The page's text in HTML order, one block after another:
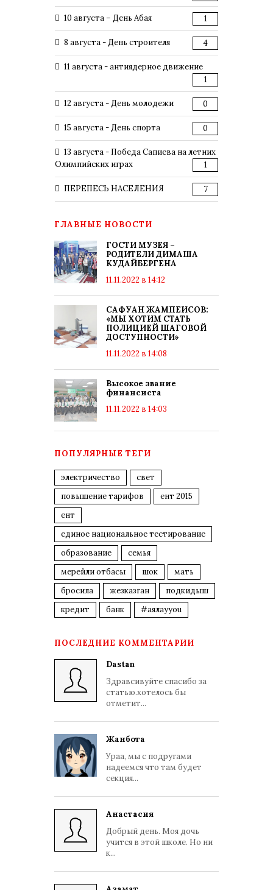
10 августа – День Абая 1
8 августа - День строителя 4
11 августа - антиядерное движение
1
12 августа - День молодежи 0
15 августа - День спорта 0
13 августа - Победа Сапиева на летних
Олимпийских играх
1
ПЕРЕПЕСЬ НАСЕЛЕНИЯ 7
ГЛАВНЫЕ НОВОСТИ
ГОСТИ МУЗЕЯ –
РОДИТЕЛИ ДИМАША
КУДАЙБЕРГЕНА
11.11.2022 в 14:12
САФУАН ЖАМПЕИСОВ:
«МЫ ХОТИМ СТАТЬ
ПОЛИЦИЕЙ ШАГОВОЙ
ДОСТУПНОСТИ»
11.11.2022 в 14:08
Высокое звание
финансиста
11.11.2022 в 14:03
ПОПУЛЯРНЫЕ ТЕГИ
электричество
свет
повышение тарифов
ент 2015
ент
единое национальное тестирование
образование
семья
мерейли отбасы
шок
мать
бросила
жезказган
подкидыш
кредит
банк #аялауyou
ПОСЛЕДНИЕ КОММЕНТАРИИ
Dastan
Здравсивуйте спасибо за
статью.хотелось бы
отметит...
Жанбота
Ураа, мы с подругами
надеемся что там будет
секция...
Анастасия
Добрый день. Моя дочь
учится в этой школе. Но ни
к...